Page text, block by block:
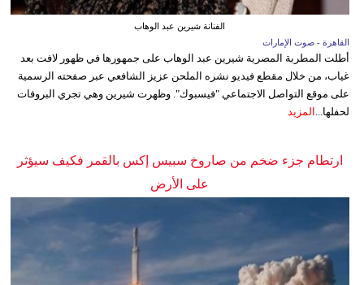
الفنانة شيرين عبد الوهاب
القاهرة - صوت الإمارات
أطلت المطربة المصرية شيرين عبد الوهاب على جمهورها في ظهور لافت بعد
غياب، من خلال مقطع فيديو نشره الملحن عزيز الشافعي عبر صفحته الرسمية
على موقع التواصل الاجتماعي "فيسبوك". وظهرت شيرين وهي تجري البروفات
لحفلها... المزيد
ارتطام جزء ضخم من صاروخ سبيس إكس بالقمر فكيف سيؤثر
على الأرض